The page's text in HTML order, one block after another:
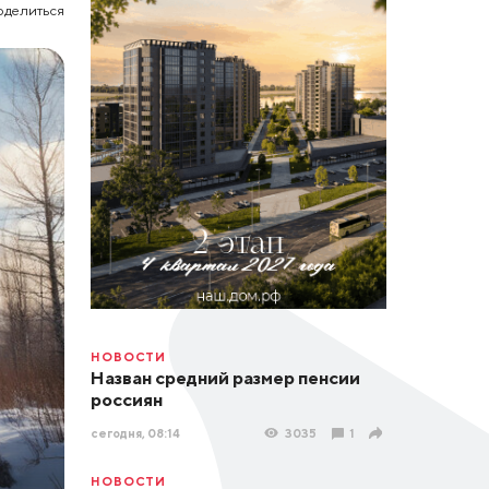
НОВОСТИ
Назван средний размер пенсии
россиян
сегодня, 08:14 3035 1
НОВОСТИ